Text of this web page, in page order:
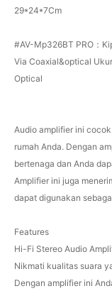
29*24*7Cm
#AV-Mp326BT PRO：
Via Coaxial&optical
Optical
Audio amplifier ini
rumah Anda. Dengan
bertenaga dan Anda
Amplifier ini juga
dapat digunakan
Features
Hi-Fi Stereo Audio
Nikmati kualitas suara
Dengan amplifier ini